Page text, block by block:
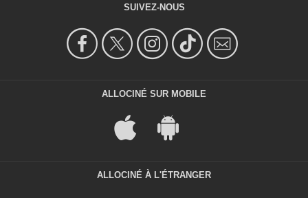
SUIVEZ-NOUS
ALLOCINÉ SUR MOBILE
ALLOCINÉ À L'ÉTRANGER